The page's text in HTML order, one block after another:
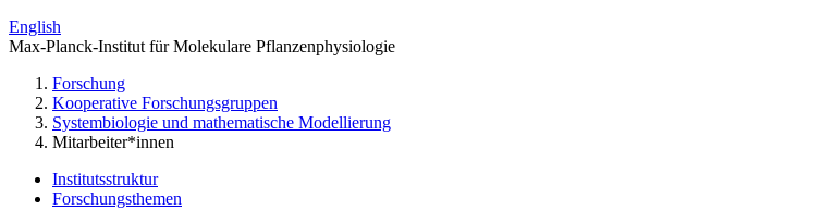
English
Max-Planck-Institut für Molekulare Pflanzenphysiologie
Forschung
Kooperative Forschungsgruppen
Systembiologie und mathematische Modellierung
Mitarbeiter*innen
Institutsstruktur
Forschungsthemen